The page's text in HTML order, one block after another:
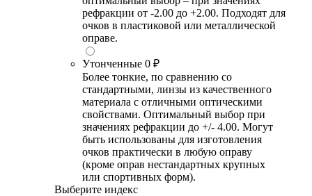
рефракции от -2.00 до +2.00. Подходят для
очков в пластиковой или металлической
оправе.
Утонченные 0 ₽
Более тонкие, по сравнению со
стандартными, линзы из качественного
материала с отличными оптическими
свойствами. Оптимальный выбор при
значениях рефракции до +/- 4.00. Могут
быть использованы для изготовления
очков практически в любую оправу
(кроме оправ нестандартных крупных
или спортивных форм).
Выберите индекс